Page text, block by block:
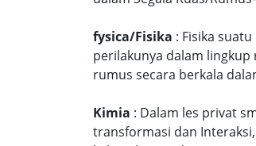
fysica/Fisika : Fisika
perilakunya dalam
rumus secara berkala
Kimia : Dalam les privat
transformasi dan